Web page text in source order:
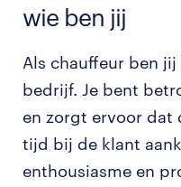
wie ben jij
Als chauffeur ben
bedrijf. Je bent
en zorgt ervoor dat
tijd bij de klant
enthousiasme en